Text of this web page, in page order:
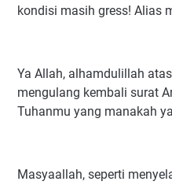
kondisi masih gress! Alias
Ya Allah, alhamdulillah
mengulang kembali surat
Tuhanmu yang manakah
Masyaallah, seperti